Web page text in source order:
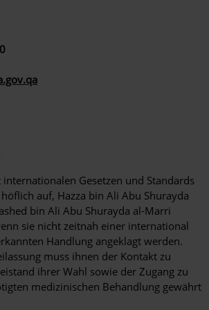
Gesetzen und Standards
auf, Hazza bin Ali Abu Shurayda
bin Ali Abu Shurayda al-Marri
sie nicht zeitnah einer international
Handlung angeklagt werden.
muss ihnen der Kontakt zu
ihrer Wahl sowie der Zugang zu
medizinischen Behandlung gewährt